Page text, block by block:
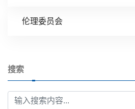
伦理委员会
搜索